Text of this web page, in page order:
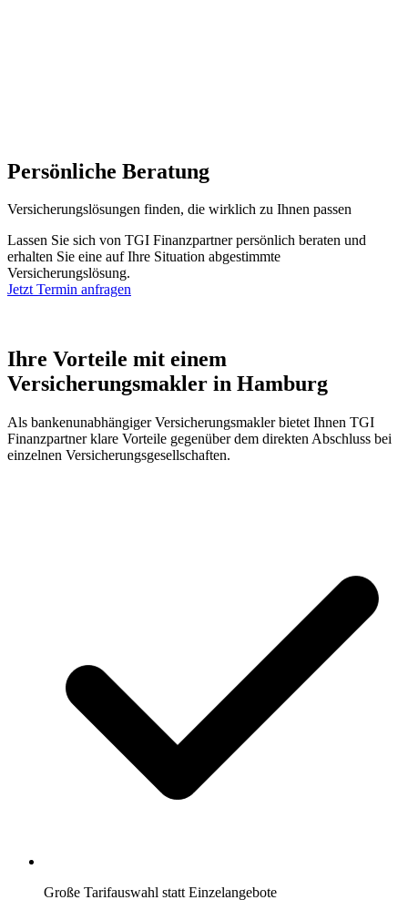
Persönliche Beratung
Versicherungslösungen finden, die wirklich zu Ihnen passen
Lassen Sie sich von TGI Finanzpartner persönlich beraten und
erhalten Sie eine auf Ihre Situation abgestimmte
Versicherungslösung.
Jetzt Termin anfragen
Ihre Vorteile mit einem
Versicherungsmakler in Hamburg
Als bankenunabhängiger Versicherungsmakler bietet Ihnen TGI
Finanzpartner klare Vorteile gegenüber dem direkten Abschluss bei
einzelnen Versicherungsgesellschaften.
Große Tarifauswahl statt Einzelangebote